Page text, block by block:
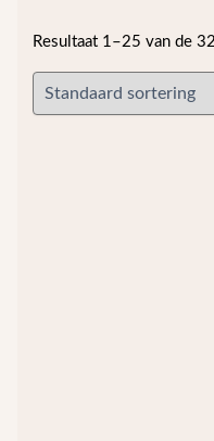
Resultaat 1–25 van de